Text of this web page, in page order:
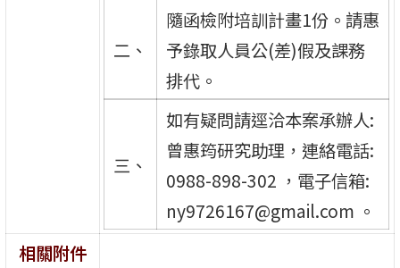
二、
隨函檢附培訓計畫1份。請惠
予錄取人員公(差)假及課務
排代。
三、
如有疑問請逕洽本案承辦人:
曾惠筠研究助理，連絡電話:
0988-898-302 ，電子信箱:
ny9726167@gmail.com 。
相關附件